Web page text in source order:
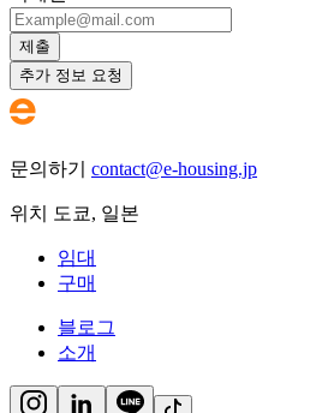
제출
추가 정보 요청
문의하기 contact@e-housing.jp
위치 도쿄, 일본
임대
구매
블로그
소개